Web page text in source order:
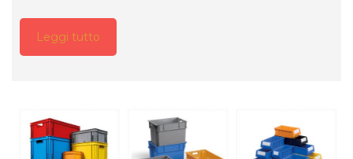
Leggi tutto